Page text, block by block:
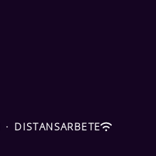
· DISTANSARBETE